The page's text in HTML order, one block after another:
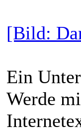
[Bild:
Ein
Werde